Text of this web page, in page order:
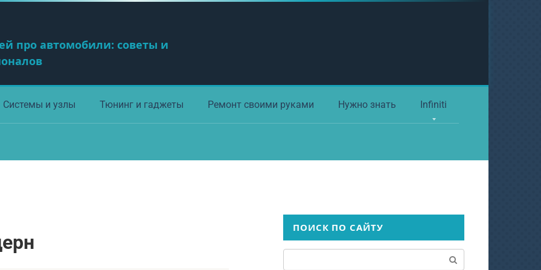
про автомобили: советы и
Системы и узлы Тюнинг и гаджеты Ремонт своими руками Нужно знать Infiniti
ПОИСК ПО САЙТУ